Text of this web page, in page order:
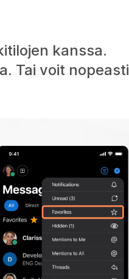
kanssa.
Tai voit nopeasti